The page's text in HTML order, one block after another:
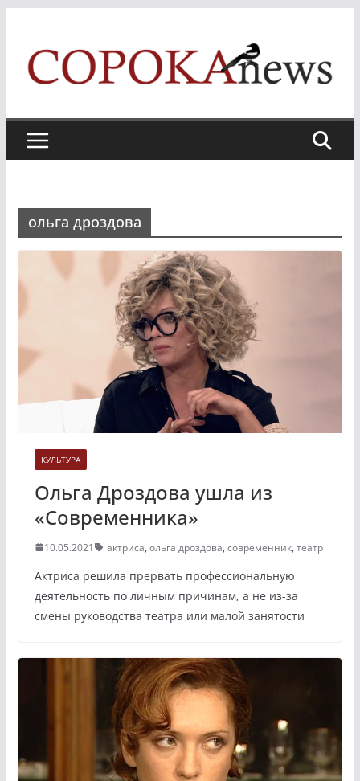
content
ольга дроздова
КУЛЬТУРА
Ольга Дроздова ушла из
«Современника»
10.05.2021 актриса, ольга дроздова, современник, театр
Актриса решила прервать профессиональную
деятельность по личным причинам, а не из-за
смены руководства театра или малой занятости